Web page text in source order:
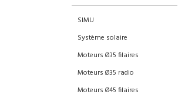
SIMU
Système solaire
Moteurs Ø35 filaires
Moteurs Ø35 radio
Moteurs Ø45 filaires